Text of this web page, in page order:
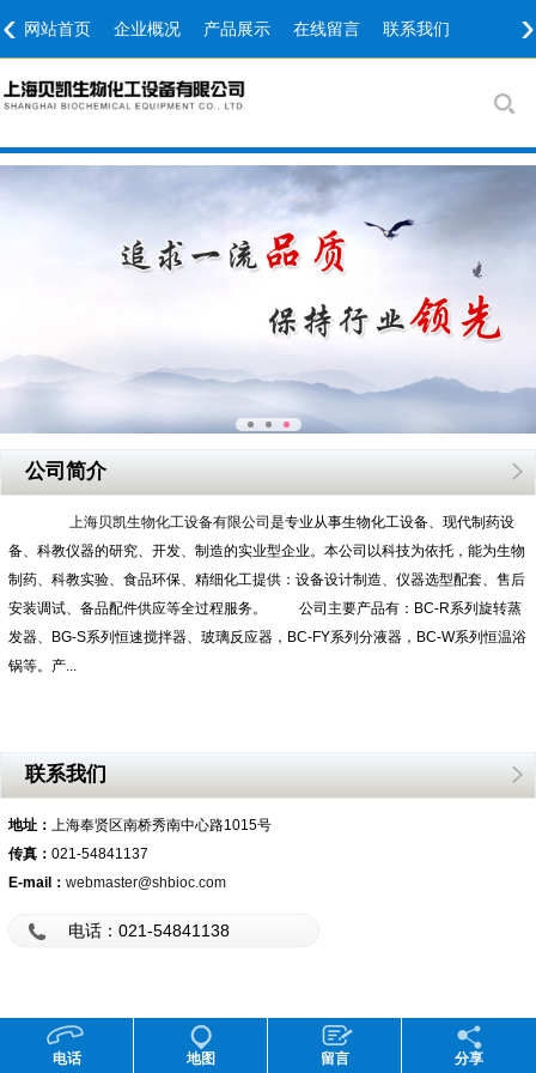
网站首页 企业概况 产品展示 在线留言 联系我们
‹ ›
公司简介
上海贝凯生物化工设备有限公司 是专业从事生物化工设备、现代制药设
备、科教仪器的研究、开发、制造的实业型企业。本公司以科技为依托，能为生物
制药、科教实验、食品环保、精细化工提供：设备设计制造、仪器选型配套、售后
安装调试、备品配件供应等全过程服务。 公司主要产品有：BC-R系列旋转蒸
发器、BG-S系列恒速搅拌器、玻璃反应器，BC-FY系列分液器，BC-W系列恒温浴
锅等。产...
联系我们
地址： 上海奉贤区南桥秀南中心路1015号
传真： 021-54841137
E-mail： webmaster@shbioc.com
电话：021-54841138
电话 地图 留言 分享